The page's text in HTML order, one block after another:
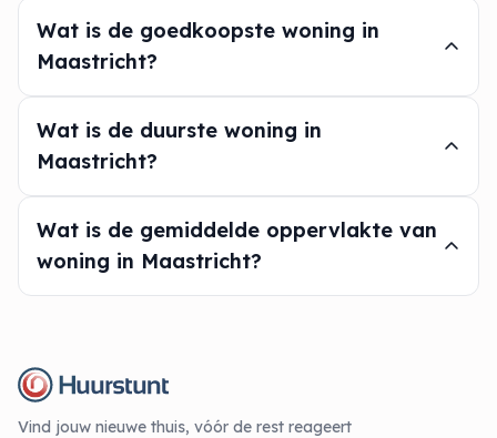
Wat is de goedkoopste woning in
Maastricht?
Wat is de duurste woning in
Maastricht?
Wat is de gemiddelde oppervlakte van
woning in Maastricht?
Vind jouw nieuwe thuis, vóór de rest reageert